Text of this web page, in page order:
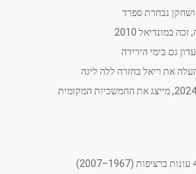
נבחרת ספרד
במונדיאל 2010
גם בימי הירידה
את ריאל בחזרה ללה ליגה